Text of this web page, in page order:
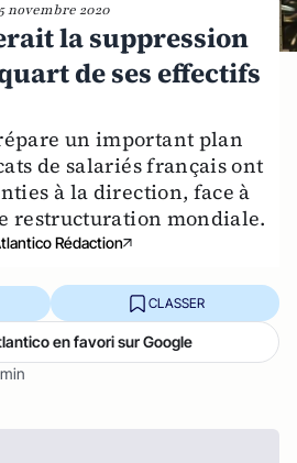
novembre 2020
la suppression
de ses effectifs
un important plan
de salariés français ont
à la direction, face à
restructuration mondiale.
Rédaction
CLASSER
en favori sur Google